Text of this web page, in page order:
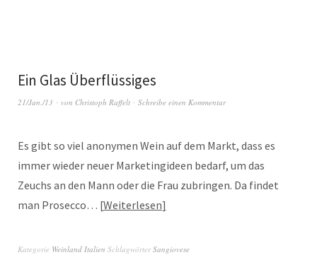
Ein Glas Überflüssiges
21/Jan./13 von Christoph Raffelt Schreibe einen Kommentar
Es gibt so viel anonymen Wein auf dem Markt, dass es
immer wieder neuer Marketingideen bedarf, um das
Zeuchs an den Mann oder die Frau zubringen. Da findet
man Prosecco… Weiterlesen
Kategorie Weinland Italien SchlagwörterSangiovese